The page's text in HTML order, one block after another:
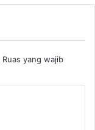
Ruas yang wajib